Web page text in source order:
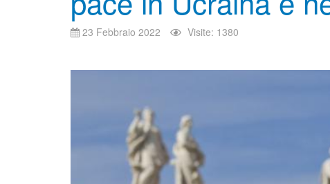
23 Febbraio 2022 Visite: 1380